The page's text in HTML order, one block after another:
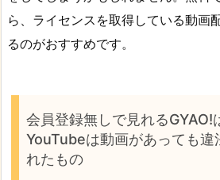
ら、ライセンスを取得している動画
るのがおすすめです。
会員登録無しで見れるGYAO!
YouTubeは動画があっても違
れたもの